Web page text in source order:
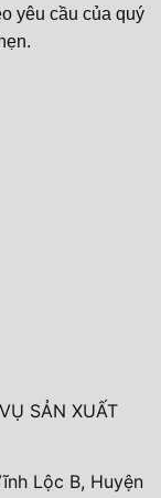
yêu cầu của quý
SẢN XUẤT
Lộc B, Huyện